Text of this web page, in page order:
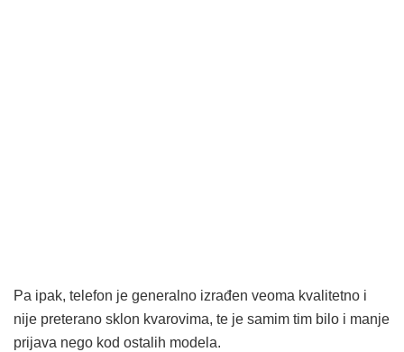
Pa ipak, telefon je generalno izrađen veoma kvalitetno i
nije preterano sklon kvarovima, te je samim tim bilo i manje
prijava nego kod ostalih modela.